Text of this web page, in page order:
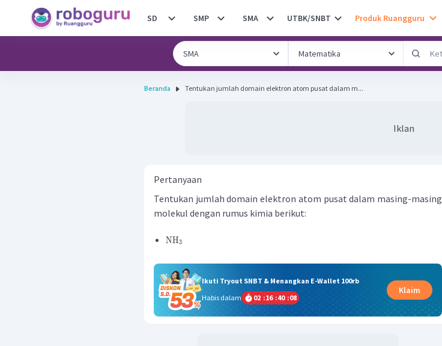
SD SMP SMA UTBK/SNBT Produk Ruangguru
Beranda Tentukan jumlah domain elektron atom pusat dalam m...
Iklan
Pertanyaan
Tentukan jumlah domain elektron atom pusat dalam masing-masing
molekul dengan rumus kimia berikut:
NH3
Ikuti Tryout SNBT & Menangkan E-Wallet 100rb
Habis dalam
02 :16 :40 :07
Klaim